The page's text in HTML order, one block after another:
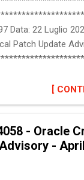
WebLogic Server
versioni e prodotti
completa si
arbitrario
Bypass delle
Data: 22 Luglio
Patch Update
Oracle ha
Update Luglio
vulnerabilita'
Un
[
- Oracle
-